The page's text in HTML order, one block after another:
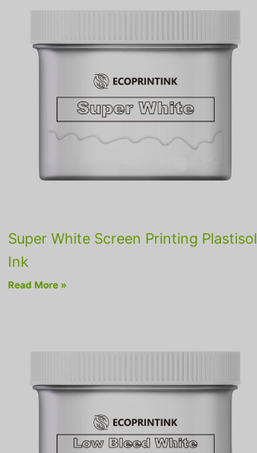
Super White Screen Printing Plastisol
Ink
Read More »